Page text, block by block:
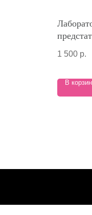
1 500 р.
В